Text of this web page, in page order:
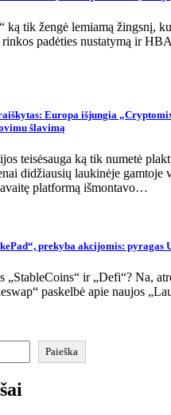
ką tik žengė lemiamą žingsnį,
padėties nustatymą ir
Europa išjungia
šlavimą
teisėsauga ką tik numetė
didžiausių laukinėje gamtoje
platformą išmontavo…
prekyba akcijomis: pyragas
„StableCoins“ ir „Defi“? Na,
paskelbė apie naujos
Paieška